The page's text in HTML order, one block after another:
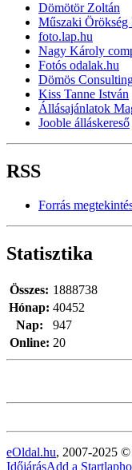
Dömötör Zoltán
Műszaki Örökség
foto.lap.hu
Nagy Károly
Fotós odalak.hu
Dömös
Kiss Tanne István
Állásajánlatok
Jooble álláskereső
RSS
Forrás
Statisztika
Online: 20
Összes: 1888738
Hónap: 40452
Nap:
947
eOldal.hu, 2007-2025
IdőjárásAdd a